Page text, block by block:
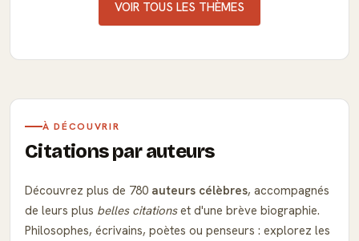
VOIR TOUS LES THÈMES
À DÉCOUVRIR
Citations par auteurs
Découvrez plus de 780 auteurs célèbres, accompagnés
de leurs plus belles citationset d'une brève biographie.
Philosophes, écrivains, poètes ou penseurs : explorez les